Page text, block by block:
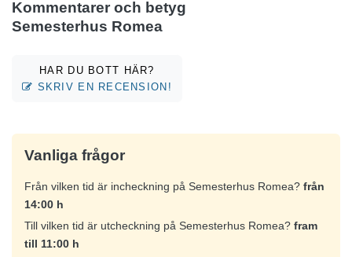
Kommentarer och betyg
Semesterhus Romea
HAR DU BOTT HÄR?
SKRIV EN RECENSION!
Vanliga frågor
Från vilken tid är incheckning på Semesterhus Romea? från
14:00 h
Till vilken tid är utcheckning på Semesterhus Romea? fram
till 11:00 h